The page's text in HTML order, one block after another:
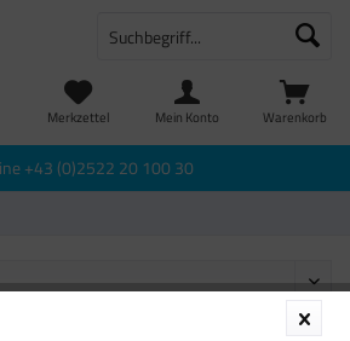
Warenkorb
Merkzettel Mein Konto
+43 (0)2522 20 100 30